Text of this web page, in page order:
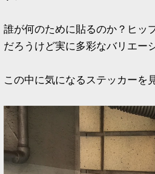
誰が何のために貼るのか？ヒッ
だろうけど実に多彩なバリエー
この中に気になるステッカーを